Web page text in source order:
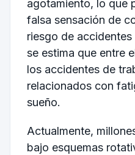
agotamiento, lo que
falsa sensación de
riesgo de
se estima que entre
los accidentes de
relacionados con
sueño.
Actualmente,
bajo esquemas